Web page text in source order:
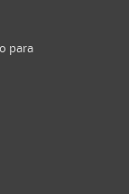
para